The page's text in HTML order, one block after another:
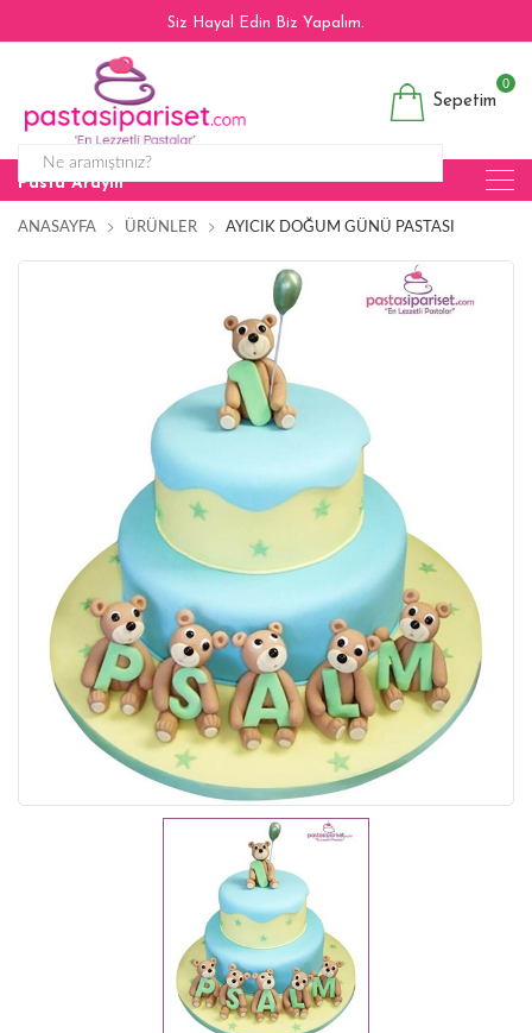
Siz Hayal Edin Biz Yapalım.
Sepetim
0
Pasta Arayın
ANASAYFA ÜRÜNLER AYICIK DOĞUM GÜNÜ PASTASI